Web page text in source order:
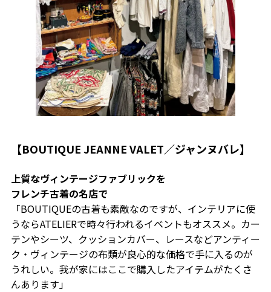
【BOUTIQUE JEANNE VALET／ジャンヌバレ】
上質なヴィンテージファブリックを
フレンチ古着の名店で
「BOUTIQUEの古着も素敵なのですが、インテリアに使
うならATELIERで時々行われるイベントもオススメ。カー
テンやシーツ、クッションカバー、レースなどアンティー
ク・ヴィンテージの布類が良心的な価格で手に入るのが
うれしい。我が家にはここで購入したアイテムがたくさ
んあります」